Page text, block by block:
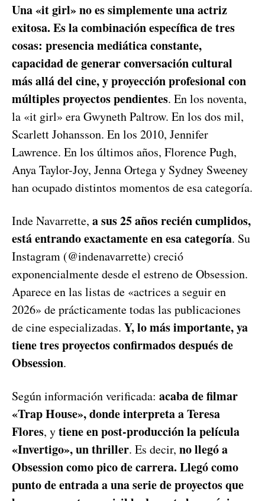
Una «it girl» no es simplemente una actriz
exitosa. Es la combinación específica de tres
cosas: presencia mediática constante,
capacidad de generar conversación cultural
más allá del cine, y proyección profesional con
múltiples proyectos pendientes. En los noventa,
la «it girl» era Gwyneth Paltrow. En los dos mil,
Scarlett Johansson. En los 2010, Jennifer
Lawrence. En los últimos años, Florence Pugh,
Anya Taylor-Joy, Jenna Ortega y Sydney Sweeney
han ocupado distintos momentos de esa categoría.
Inde Navarrette, a sus 25 años recién cumplidos,
está entrando exactamente en esa categoría. Su
Instagram (@indenavarrette) creció
exponencialmente desde el estreno de Obsession.
Aparece en las listas de «actrices a seguir en
2026» de prácticamente todas las publicaciones
de cine especializadas. Y, lo más importante, ya
tiene tres proyectos confirmados después de
Obsession.
Según información verificada: acaba de filmar
«Trap House», donde interpreta a Teresa
Flores, ytiene en post-producción la película
«Invertigo», un thriller. Es decir, no llegó a
Obsession como pico de carrera. Llegó como
punto de entrada a una serie de proyectos que